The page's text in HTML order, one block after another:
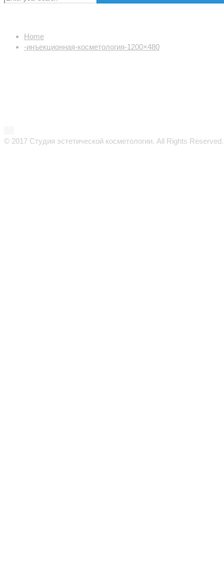
Home
-инъекционная-косметология-1200×480
© 2017 Студия эстетической косметологии. All Rights Reserved.